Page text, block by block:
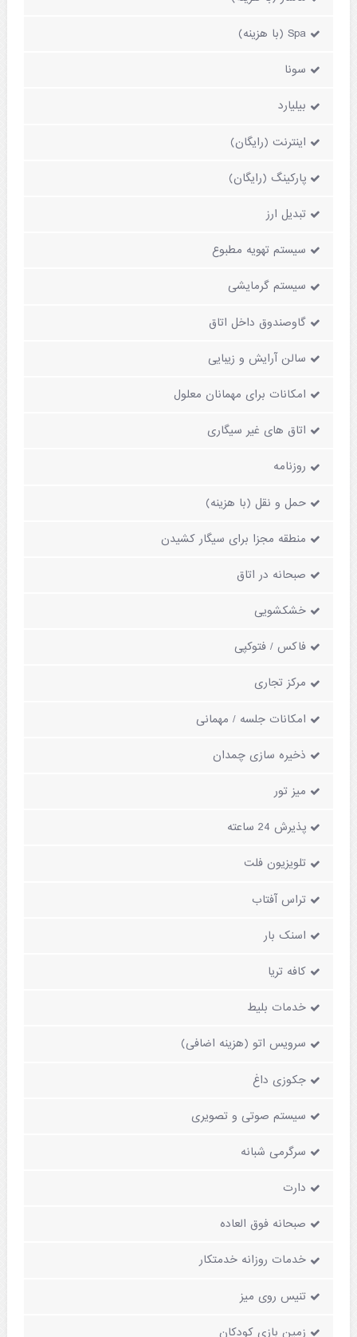
Spa (با هزینه)
سونا
بیلیارد
اینترنت (رایگان)
پارکینگ (رایگان)
تبدیل ارز
سیستم تهویه مطبوع
سیستم گرمایشی
گاوصندوق داخل اتاق
سالن آرایش و زیبایی
امکانات برای مهمانان معلول
اتاق های غیر سیگاری
روزنامه
حمل و نقل (با هزینه)
منطقه مجزا برای سیگار کشیدن
صبحانه در اتاق
خشکشویی
فاکس / فتوکپی
مرکز تجاری
امکانات جلسه / مهمانی
ذخیره سازی چمدان
میز تور
پذیرش 24 ساعته
تلویزیون فلت
تراس آفتاب
اسنک بار
کافه تریا
خدمات بلیط
سرویس اتو (هزینه اضافی)
جکوزی داغ
سیستم صوتی و تصویری
سرگرمی شبانه
دارت
صبحانه فوق العاده
خدمات روزانه خدمتکار
تنیس روی میز
زمین بازی کودکان